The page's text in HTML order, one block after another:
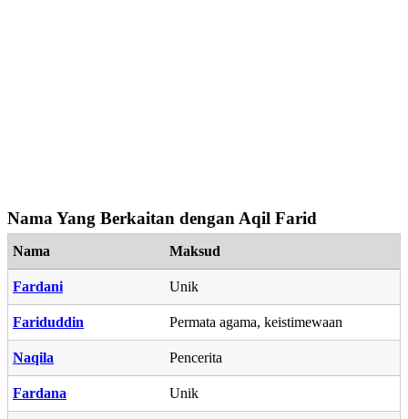
Nama Yang Berkaitan dengan Aqil Farid
Nama Maksud
Fardani Unik
Fariduddin Permata agama, keistimewaan
Naqila Pencerita
Fardana Unik